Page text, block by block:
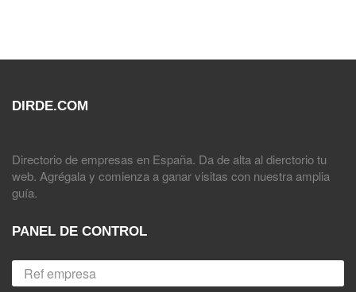
DIRDE.COM
Directorio de empresas en España. Da de alta al dierctorio tu
web. Agrégala y comienza a ganar visitas con nuestra amplia
guía.
PANEL DE CONTROL